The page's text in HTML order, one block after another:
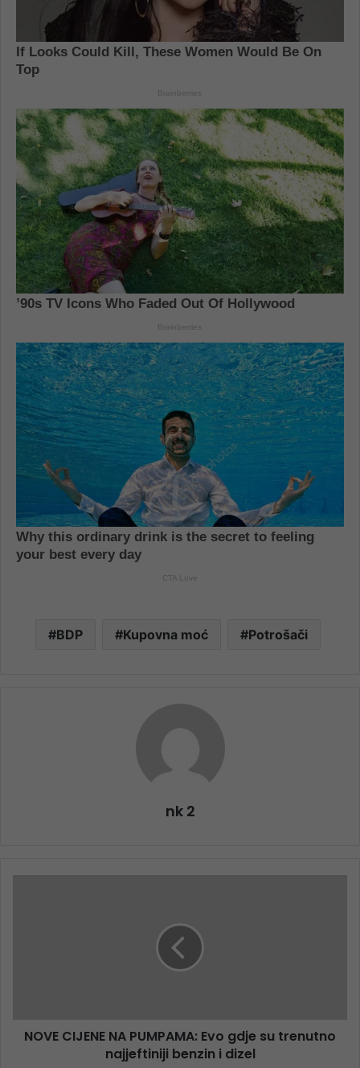
BDP Kupovna moć Potrošači
nk 2
NOVE CIJENE NA PUMPAMA: Evo gdje su trenutno
najjeftiniji benzin i dizel